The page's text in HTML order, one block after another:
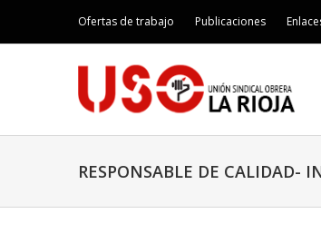
Ofertas de trabajo Publicaciones
RESPONSABLE DE CALIDAD-